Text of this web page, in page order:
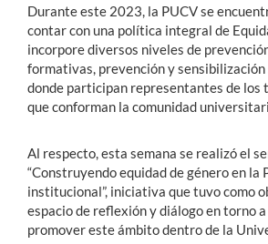
Alumni
English
Durante este 2023, la PUCV se
contar con una política integral de
incorpore diversos niveles de
formativas, prevención y
donde participan representantes de los
que conforman la comunidad
Al respecto, esta semana se realizó el
“Construyendo equidad de género en la
institucional”, iniciativa que tuvo como
espacio de reflexión y diálogo en torno
promover este ámbito dentro de la